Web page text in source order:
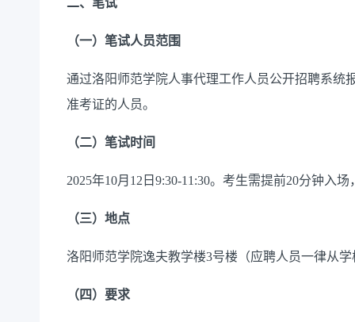
二、笔试
（一） 笔试人员范围
通过洛阳师范学院人事代理工作人员公开招聘系统
准考证的人员。
（二） 笔试时间
2025年10月 12 日 9:30-1 1 :30。考生需提前20分钟入场
（三） 地点
洛阳师范学院逸夫教学楼3号楼 （应聘人员一律从
（ 四） 要求